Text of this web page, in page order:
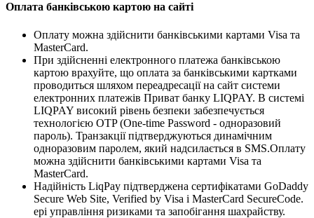
Оплата банківською картою на сайті
Оплату можна здійснити банківськими картами Visa та
MasterCard.
При здійсненні електронного платежа банківською
картою врахуйте, що оплата за банківськими картками
проводиться шляхом переадресації на сайт системи
електронних платежів Приват банку LIQPAY. В системі
LIQPAY високий рівень безпеки забезпечується
технологією OTP (One-time Password - одноразовий
пароль). Транзакції підтверджуються динамічним
одноразовим паролем, який надсилається в SMS.Оплату
можна здійснити банківськими картами Visa та
MasterCard.
Надійність LiqPay підтверджена сертифікатами GoDaddy
Secure Web Site, Verified by Visa і MasterCard SecureCode.
ері управління ризиками та запобігання шахрайству.